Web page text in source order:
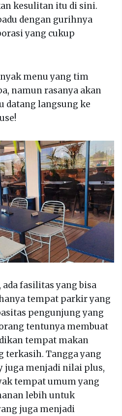
kesulitan itu di sini.
dengan gurihnya
yang cukup
menu yang tim
namun rasanya akan
datang langsung ke
fasilitas yang bisa
tempat parkir yang
pengunjung yang
tentunya membuat
tempat makan
terkasih. Tangga yang
juga menjadi nilai plus,
tempat umum yang
lebih untuk
juga menjadi